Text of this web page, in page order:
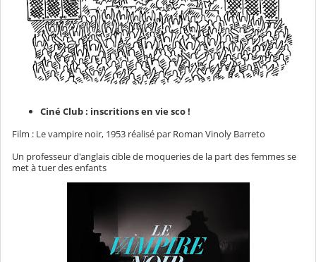
Ciné Club : inscritions en vie sco !
Film : Le vampire noir, 1953 réalisé par Roman Vinoly Barreto
Un professeur d'anglais cible de moqueries de la part des femmes se
met à tuer des enfants